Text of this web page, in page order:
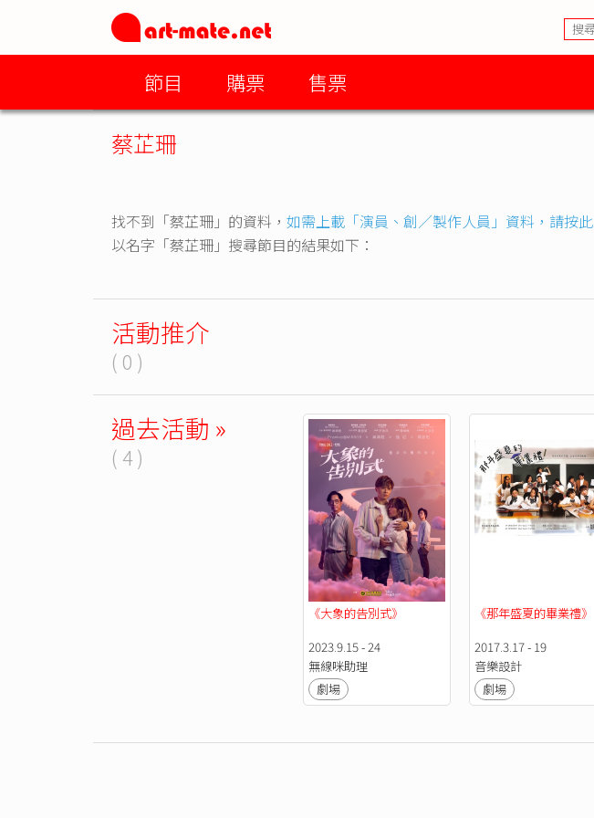
節目 購票 售票
蔡芷珊
找不到「蔡芷珊」的資料， 如需上載「演員、創／製作人員」資料，請按此
以名字「蔡芷珊」搜尋節目的結果如下：
活動推介
( 0 )
過去活動 »
( 4 )
《大象的告別式》
2023.9.15 - 24
無線咪助理
劇場
《那年盛夏的畢業禮》
2017.3.17 - 19
音樂設計
劇場